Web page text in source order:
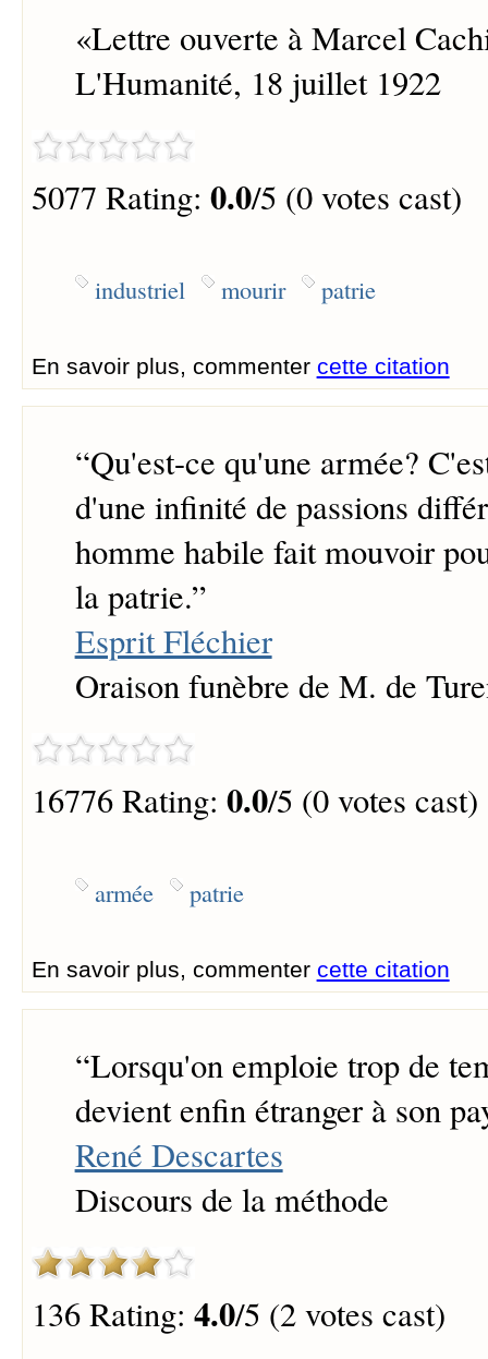
«Lettre ouverte à Marcel
L'Humanité, 18 juillet 1922
5077 Rating: 0.0/5 (0 votes cast)
industriel mourir patrie
En savoir plus, commenter cette citation
“Qu'est-ce qu'une armée?
d'une infinité de passions
homme habile fait mouvoir
la patrie.”
Esprit Fléchier
Oraison funèbre de M. de
16776 Rating: 0.0/5 (0 votes cast)
armée patrie
En savoir plus, commenter cette citation
“Lorsqu'on emploie trop de
devient enfin étranger à son
René Descartes
Discours de la méthode
136 Rating: 4.0/5 (2 votes cast)